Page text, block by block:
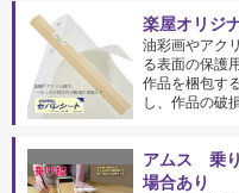
楽屋オリジ
油彩画やアク
る表面の保護
作品を梱包す
し、作品の破
アムス 乗
場合あり